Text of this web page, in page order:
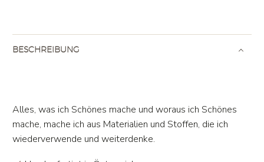
BESCHREIBUNG
Alles, was ich Schönes mache und woraus ich Schönes
mache, mache ich aus Materialien und Stoffen, die ich
wiederverwende und weiterdenke.